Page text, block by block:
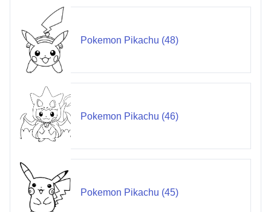
Pokemon Pikachu (48)
Pokemon Pikachu (46)
Pokemon Pikachu (45)